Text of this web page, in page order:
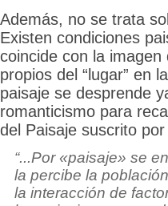
Además, no se trata
Existen condiciones
coincide con la
propios del “lugar” en
paisaje se desprende
romanticismo para
del Paisaje suscrito
“...Por «paisaje» se
la percibe la
la interacción de